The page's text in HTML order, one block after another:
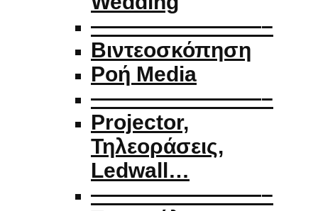
————————–
Βιντεοσκόπηση
Ροή Media
————————–
Projector,
Τηλεοράσεις,
Ledwall…
————————–